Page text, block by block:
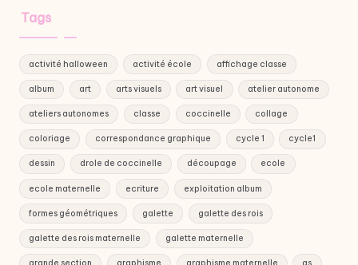
Tags
activité halloween activité école affichage classe
album art arts visuels art visuel atelier autonome
ateliers autonomes classe coccinelle collage
coloriage correspondance graphique cycle 1 cycle1
dessin drole de coccinelle découpage ecole
ecole maternelle ecriture exploitation album
formes géométriques galette galette des rois
galette des rois maternelle galette maternelle